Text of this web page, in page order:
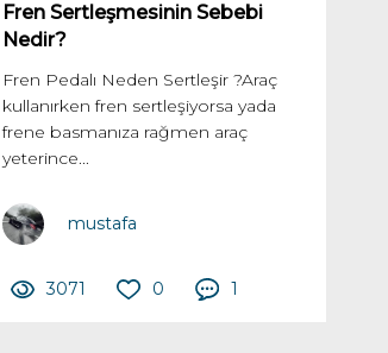
Fren Sertleşmesinin Sebebi
Nedir?
Fren Pedalı Neden Sertleşir ?Araç
kullanırken fren sertleşiyorsa yada
frene basmanıza rağmen araç
yeterince...
mustafa
3071 0 1